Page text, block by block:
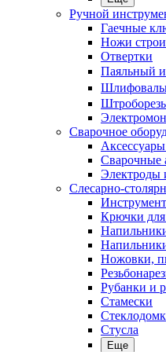
Ручной
Гаечные
Ножи
Отвертки
Паяльный
Сварочное
Сварочные
Электроды
Слесарно-
Крючки для
Ножовки,
Рубанки и
Стамески
Стусла
Еще